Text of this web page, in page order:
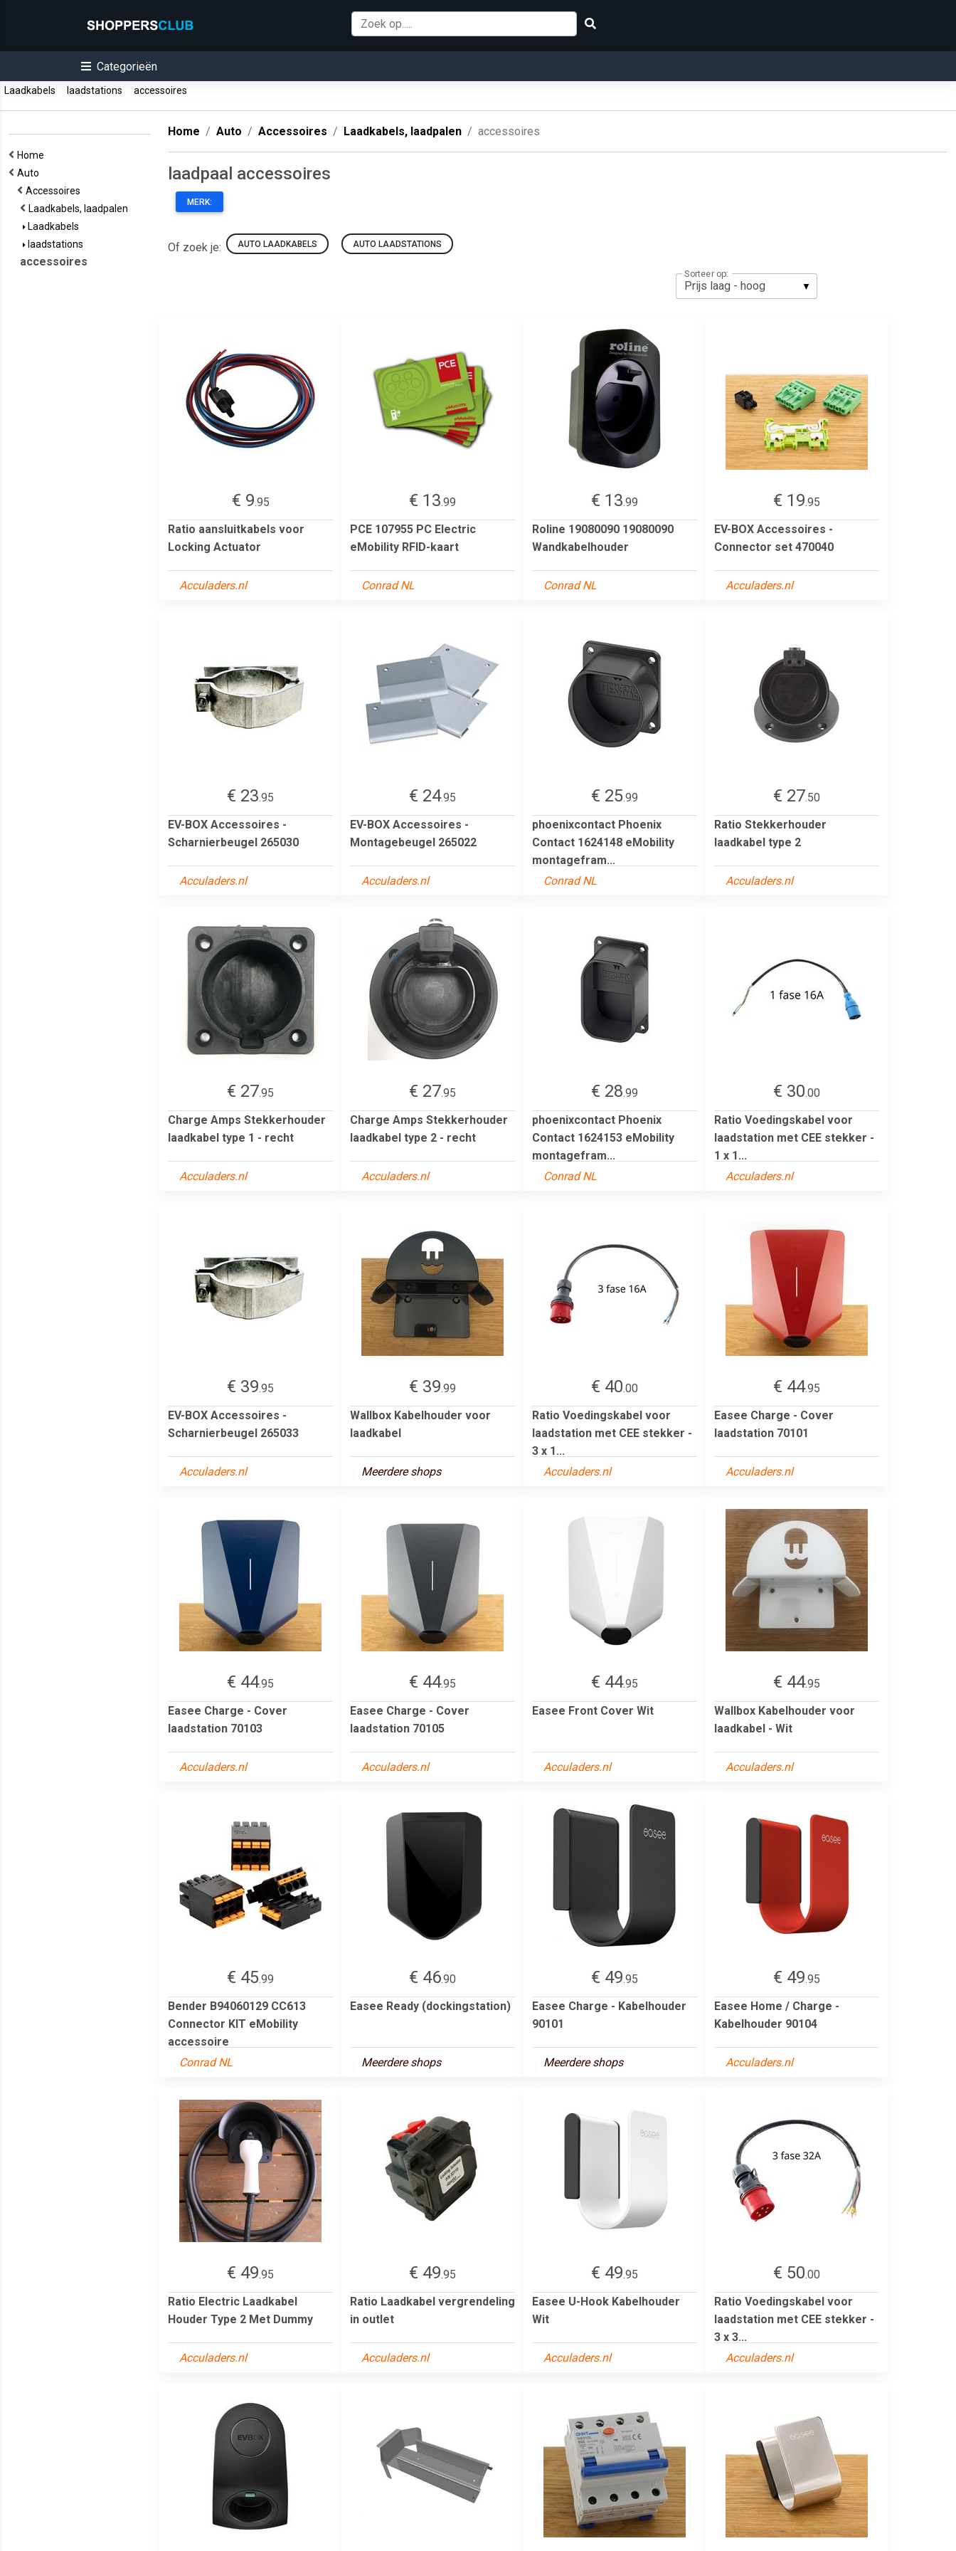
Categorieën
Laadkabels laadstations accessoires
Home
Auto
Accessoires
Laadkabels, laadpalen
Laadkabels
laadstations
accessoires
Home Auto Accessoires Laadkabels, laadpalen accessoires
laadpaal accessoires
MERK:
Of zoek je: AUTO LAADKABELS AUTO LAADSTATIONS
Sorteer op:
€ 9.95
Ratio aansluitkabels voor
Locking Actuator
Acculaders.nl
€ 13.99
PCE 107955 PC Electric
eMobility RFID-kaart
Conrad NL
€ 13.99
Roline 19080090 19080090
Wandkabelhouder
Conrad NL
€ 19.95
EV-BOX Accessoires -
Connector set 470040
Acculaders.nl
€ 23.95
EV-BOX Accessoires -
Scharnierbeugel 265030
Acculaders.nl
€ 24.95
EV-BOX Accessoires -
Montagebeugel 265022
Acculaders.nl
€ 25.99
phoenixcontact Phoenix
Contact 1624148 eMobility
montagefram...
Conrad NL
€ 27.50
Ratio Stekkerhouder
laadkabel type 2
Acculaders.nl
€ 27.95
Charge Amps Stekkerhouder
laadkabel type 1 - recht
Acculaders.nl
€ 27.95
Charge Amps Stekkerhouder
laadkabel type 2 - recht
Acculaders.nl
€ 28.99
phoenixcontact Phoenix
Contact 1624153 eMobility
montagefram...
Conrad NL
€ 30.00
Ratio Voedingskabel voor
laadstation met CEE stekker -
1 x 1...
Acculaders.nl
€ 39.95
EV-BOX Accessoires -
Scharnierbeugel 265033
Acculaders.nl
€ 39.99
Wallbox Kabelhouder voor
laadkabel
Meerdere shops
€ 40.00
Ratio Voedingskabel voor
laadstation met CEE stekker -
3 x 1...
Acculaders.nl
€ 44.95
Easee Charge - Cover
laadstation 70101
Acculaders.nl
€ 44.95
Easee Charge - Cover
laadstation 70103
Acculaders.nl
€ 44.95
Easee Charge - Cover
laadstation 70105
Acculaders.nl
€ 44.95
Easee Front Cover Wit
Acculaders.nl
€ 44.95
Wallbox Kabelhouder voor
laadkabel - Wit
Acculaders.nl
€ 45.99
Bender B94060129 CC613
Connector KIT eMobility
accessoire
Conrad NL
€ 46.90
Easee Ready (dockingstation)
Meerdere shops
€ 49.95
Easee Charge - Kabelhouder
90101
Meerdere shops
€ 49.95
Easee Home / Charge -
Kabelhouder 90104
Acculaders.nl
€ 49.95
Ratio Electric Laadkabel
Houder Type 2 Met Dummy
Acculaders.nl
€ 49.95
Ratio Laadkabel vergrendeling
in outlet
Acculaders.nl
€ 49.95
Easee U-Hook Kabelhouder
Wit
Acculaders.nl
€ 50.00
Ratio Voedingskabel voor
laadstation met CEE stekker -
3 x 3...
Acculaders.nl